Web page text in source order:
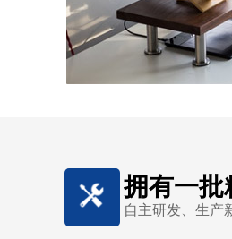
拥有一批
自主研发、生产